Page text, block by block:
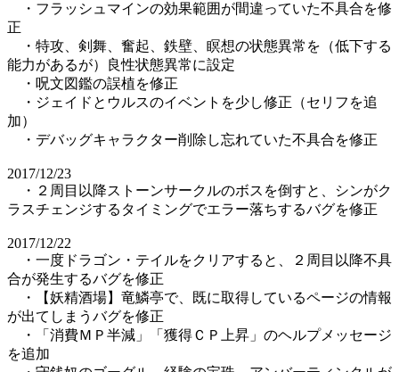
・フラッシュマインの効果範囲が間違っていた不具合を修
正
・特攻、剣舞、奮起、鉄壁、瞑想の状態異常を（低下する
能力があるが）良性状態異常に設定
・呪文図鑑の誤植を修正
・ジェイドとウルスのイベントを少し修正（セリフを追
加）
・デバッグキャラクター削除し忘れていた不具合を修正
2017/12/23
・２周目以降ストーンサークルのボスを倒すと、シンがク
ラスチェンジするタイミングでエラー落ちするバグを修正
2017/12/22
・一度ドラゴン・テイルをクリアすると、２周目以降不具
合が発生するバグを修正
・【妖精酒場】竜鱗亭で、既に取得しているページの情報
が出てしまうバグを修正
・「消費ＭＰ半減」「獲得ＣＰ上昇」のヘルプメッセージ
を追加